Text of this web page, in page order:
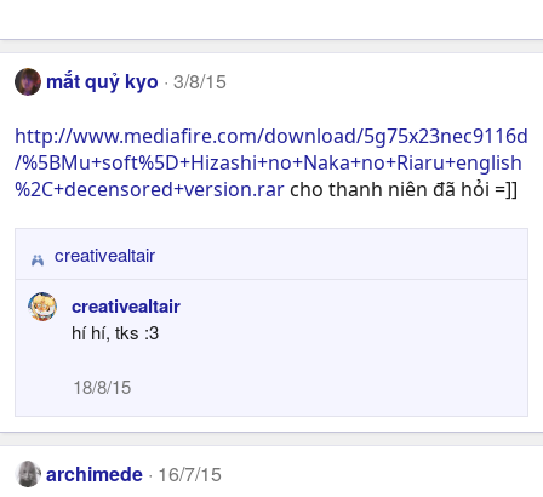
mắt quỷ kyo 3/8/15
http://www.mediafire.com/download/5g75x23nec9116d
/%5BMu+soft%5D+Hizashi+no+Naka+no+Riaru+english
%2C+decensored+version.rarcho thanh niên đã hỏi =]]
R
e
a
o
n
s
creativealtair
creativealtair
hí hí, tks :3
18/8/15
archimede 16/7/15